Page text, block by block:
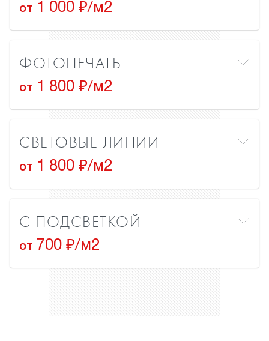
от 1 000 ₽/м2
ФОТОПЕЧАТЬ
от 1 800 ₽/м2
СВЕТОВЫЕ ЛИНИИ
от 1 800 ₽/м2
С ПОДСВЕТКОЙ
от 700 ₽/м2